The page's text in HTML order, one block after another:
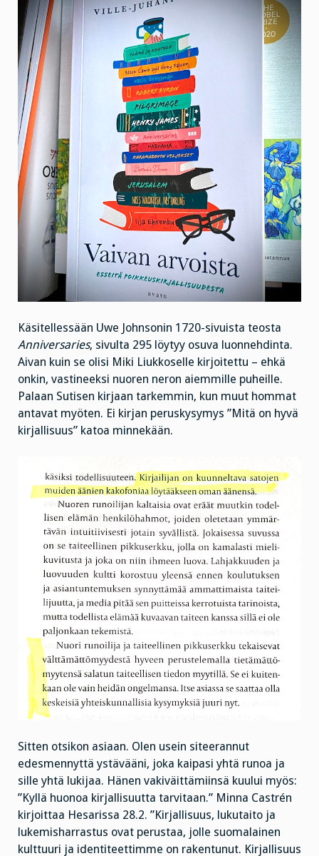
Käsitellessään Uwe Johnsonin 1720-sivuista teosta
Anniversaries, sivulta 295 löytyy osuva luonnehdinta.
Aivan kuin se olisi Miki Liukkoselle kirjoitettu – ehkä
onkin, vastineeksi nuoren neron aiemmille puheille.
Palaan Sutisen kirjaan tarkemmin, kun muut hommat
antavat myöten. Ei kirjan peruskysymys ”Mitä on hyvä
kirjallisuus” katoa minnekään.
Sitten otsikon asiaan. Olen usein siteerannut
edesmennyttä ystävääni, joka kaipasi yhtä runoa ja
sille yhtä lukijaa. Hänen vakiväittämiinsä kuului myös:
”Kyllä huonoa kirjallisuutta tarvitaan.” Minna Castrén
kirjoittaa Hesarissa 28.2. ”Kirjallisuus, lukutaito ja
lukemisharrastus ovat perustaa, jolle suomalainen
kulttuuri ja identiteettimme on rakentunut. Kirjallisuus